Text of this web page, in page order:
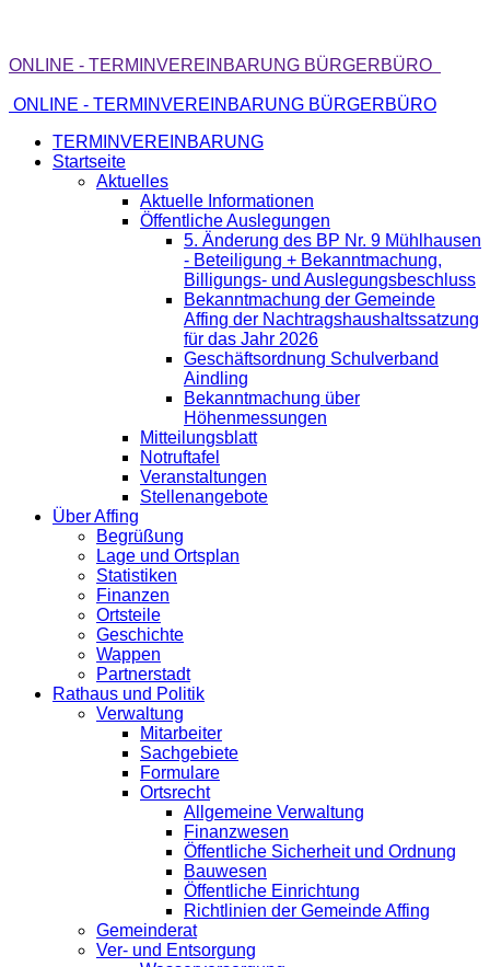
ONLINE - TERMINVEREINBARUNG BÜRGERBÜRO
ONLINE - TERMINVEREINBARUNG BÜRGERBÜRO
TERMINVEREINBARUNG
Startseite
Aktuelles
Aktuelle Informationen
Öffentliche Auslegungen
5. Änderung des BP Nr. 9 Mühlhausen
- Beteiligung + Bekanntmachung,
Billigungs- und Auslegungsbeschluss
Bekanntmachung der Gemeinde
Affing der Nachtragshaushaltssatzung
für das Jahr 2026
Geschäftsordnung Schulverband
Aindling
Bekanntmachung über
Höhenmessungen
Mitteilungsblatt
Notruftafel
Veranstaltungen
Stellenangebote
Über Affing
Begrüßung
Lage und Ortsplan
Statistiken
Finanzen
Ortsteile
Geschichte
Wappen
Partnerstadt
Rathaus und Politik
Verwaltung
Mitarbeiter
Sachgebiete
Formulare
Ortsrecht
Allgemeine Verwaltung
Finanzwesen
Öffentliche Sicherheit und Ordnung
Bauwesen
Öffentliche Einrichtung
Richtlinien der Gemeinde Affing
Gemeinderat
Ver- und Entsorgung